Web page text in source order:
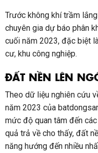
Trước không khí trầm
chuyên gia dự báo phân
cuối năm 2023, đặc biệt
cư, khu công nghiệp.
ĐẤT NỀN LÊN
Theo dữ liệu nghiên cứu
năm 2023 của
mức độ quan tâm đến
quả trả về cho thấy, đất
năng hướng đến nhiều